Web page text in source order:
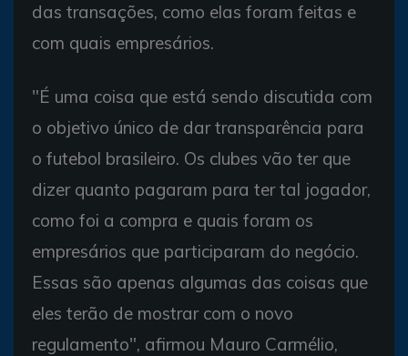
das transações, como elas foram feitas e
com quais empresários.
"É uma coisa que está sendo discutida com
o objetivo único de dar transparência para
o futebol brasileiro. Os clubes vão ter que
dizer quanto pagaram para ter tal jogador,
como foi a compra e quais foram os
empresários que participaram do negócio.
Essas são apenas algumas das coisas que
eles terão de mostrar com o novo
regulamento", afirmou Mauro Carmélio,